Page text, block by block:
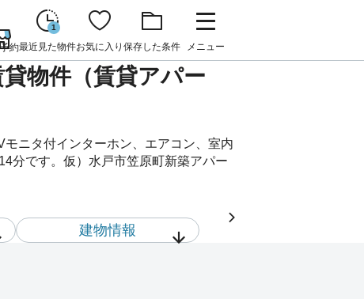
約
1
最近見た物件お気に入り 保存した条件 メニュー
物件（賃貸アパー
ニタ付インターホン、エアコン、室内
分です。仮）水戸市笠原町新築アパー
建物情報